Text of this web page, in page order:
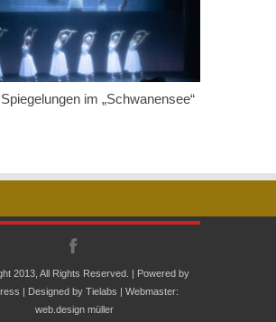
im „Schwanensee“
2013, All Rights Reserved. | Powered by
| Designed by Tielabs | Webmaster:
web.design müller